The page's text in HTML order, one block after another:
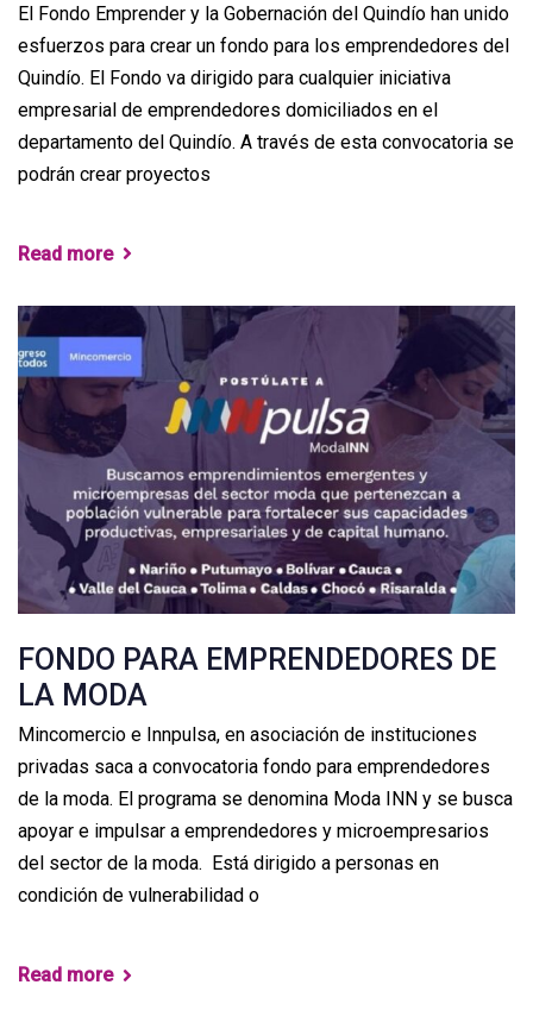
El Fondo Emprender y la Gobernación del Quindío han unido
esfuerzos para crear un fondo para los emprendedores del
Quindío. El Fondo va dirigido para cualquier iniciativa
empresarial de emprendedores domiciliados en el
departamento del Quindío. A través de esta convocatoria se
podrán crear proyectos
Read more
FONDO PARA EMPRENDEDORES DE
LA MODA
Mincomercio e Innpulsa, en asociación de instituciones
privadas saca a convocatoria fondo para emprendedores
de la moda. El programa se denomina Moda INN y se busca
apoyar e impulsar a emprendedores y microempresarios
del sector de la moda. Está dirigido a personas en
condición de vulnerabilidad o
Read more